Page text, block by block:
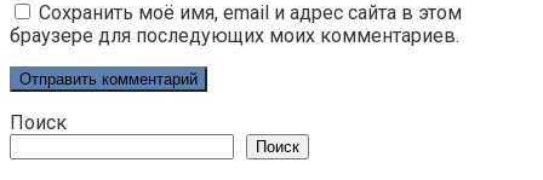
Сохранить моё имя, email и адрес сайта в этом
браузере для последующих моих комментариев.
Поиск
Поиск